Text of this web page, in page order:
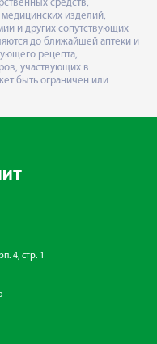
средств,
изделий,
и других сопутствующих
до ближайшей аптеки и
рецепта,
участвующих в
быть ограничен или
4, стр. 1